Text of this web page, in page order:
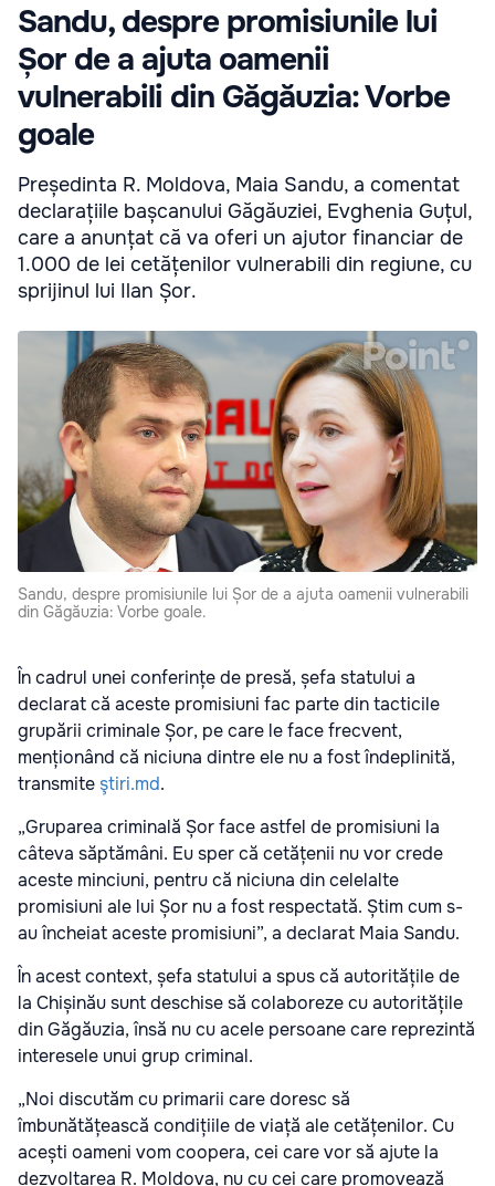
Sandu, despre promisiunile lui
Șor de a ajuta oamenii
vulnerabili din Găgăuzia: Vorbe
goale
Președinta R. Moldova, Maia Sandu, a comentat
declarațiile bașcanului Găgăuziei, Evghenia Guțul,
care a anunțat că va oferi un ajutor financiar de
1.000 de lei cetățenilor vulnerabili din regiune, cu
sprijinul lui Ilan Șor.
Sandu, despre promisiunile lui Șor de a ajuta oamenii vulnerabili
din Găgăuzia: Vorbe goale.
În cadrul unei conferințe de presă, șefa statului a
declarat că aceste promisiuni fac parte din tacticile
grupării criminale Șor, pe care le face frecvent,
menționând că niciuna dintre ele nu a fost îndeplinită,
transmite ştiri.md.
„Gruparea criminală Șor face astfel de promisiuni la
câteva săptămâni. Eu sper că cetățenii nu vor crede
aceste minciuni, pentru că niciuna din celelalte
promisiuni ale lui Șor nu a fost respectată. Știm cum s-
au încheiat aceste promisiuni”, a declarat Maia Sandu.
În acest context, șefa statului a spus că autoritățile de
la Chișinău sunt deschise să colaboreze cu autoritățile
din Găgăuzia, însă nu cu acele persoane care reprezintă
interesele unui grup criminal.
„Noi discutăm cu primarii care doresc să
îmbunătățească condițiile de viață ale cetățenilor. Cu
acești oameni vom coopera, cei care vor să ajute la
dezvoltarea R. Moldova, nu cu cei care promovează